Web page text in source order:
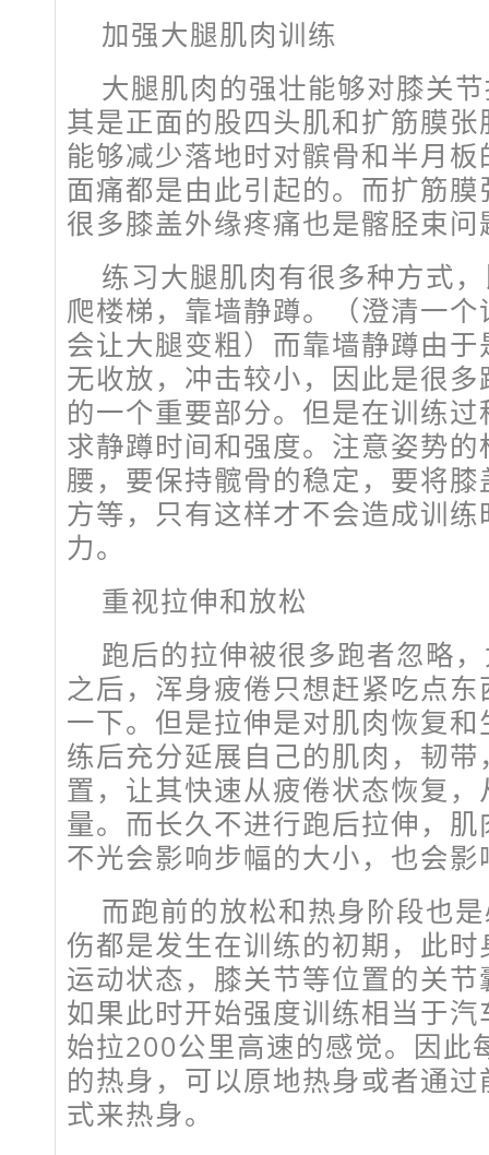
加强大腿肌肉训练
大腿肌肉的强壮能够对膝关
其是正面的股四头肌和扩筋膜
能够减少落地时对髌骨和半月
面痛都是由此引起的。而扩筋
很多膝盖外缘疼痛也是髂胫束问
练习大腿肌肉有很多种方式
爬楼梯，靠墙静蹲。（澄清一
会让大腿变粗）而靠墙静蹲由
无收放，冲击较小，因此是很
的一个重要部分。但是在训练
求静蹲时间和强度。注意姿势
腰，要保持髋骨的稳定，要将
方等，只有这样才不会造成训
力。
重视拉伸和放松
跑后的拉伸被很多跑者忽略
之后，浑身疲倦只想赶紧吃点
一下。但是拉伸是对肌肉恢复
练后充分延展自己的肌肉，韧
置，让其快速从疲倦状态恢复
量。而长久不进行跑后拉伸，
不光会影响步幅的大小，也会
而跑前的放松和热身阶段也
伤都是发生在训练的初期，此
运动状态，膝关节等位置的关
如果此时开始强度训练相当于
始拉200公里高速的感觉。因此
的热身，可以原地热身或者通
式来热身。